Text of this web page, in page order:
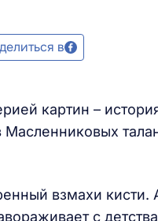
в
картин –
взмахи кисти.
с